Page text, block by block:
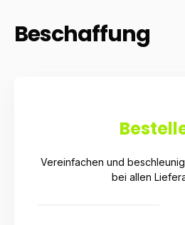
Beschaffung
Vereinfachen und
bei allen